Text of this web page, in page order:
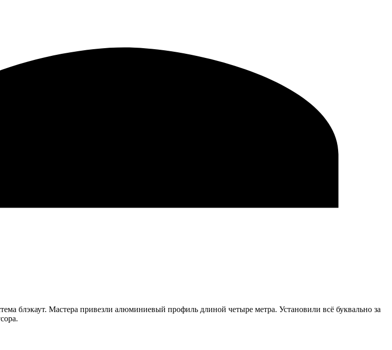
блэкаут. Мастера привезли алюминиевый профиль длиной четыре метра. Установили всё буквально за